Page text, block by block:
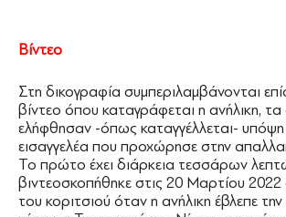
Βίντεο
Στη δικογραφία συμπεριλαμβάνονται
βίντεο όπου καταγράφεται η ανήλικη,
ελήφθησαν -όπως καταγγέλλεται-
εισαγγελέα που προχώρησε στην
Το πρώτο έχει διάρκεια τεσσάρων
βιντεοσκοπήθηκε στις 20 Μαρτίου
του κοριτσιού όταν η ανήλικη έβλεπε την